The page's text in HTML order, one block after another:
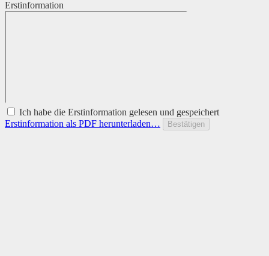
Erstinformation
Ich habe die Erstinformation gelesen und gespeichert
Erstinformation als PDF herunterladen…
Bestätigen